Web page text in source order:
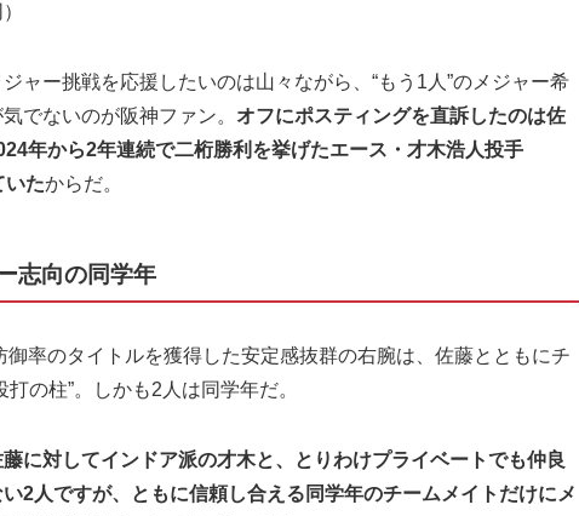
ャー挑戦を応援したいのは山々ながら、“もう1人”のメジャー希
でないのが阪神ファン。 オフにポスティングを直訴したのは佐
年から2年連続で二桁勝利を挙げたエース・才木浩人投手
いたからだ。
志向の同学年
率のタイトルを獲得した安定感抜群の右腕は、佐藤とともにチ
打の柱”。しかも2人は同学年だ。
に対してインドア派の才木と、とりわけプライベートでも仲良
2人ですが、ともに信頼し合える同学年のチームメイトだけにメ